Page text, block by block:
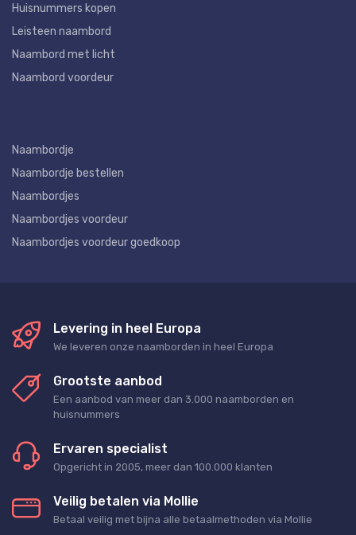
Huisnummers kopen
Leisteen naambord
Naambord met licht
Naambord voordeur
Naambordje
Naambordje bestellen
Naambordjes
Naambordjes voordeur
Naambordjes voordeur goedkoop
Levering in heel Europa
We leveren onze naamborden in heel Europa
Grootste aanbod
Een aanbod van meer dan 3.000 naamborden en
huisnummers
Ervaren specialist
Opgericht in 2005, meer dan 100.000 klanten
Veilig betalen via Mollie
Betaal veilig met bijna alle betaalmethoden via Mollie